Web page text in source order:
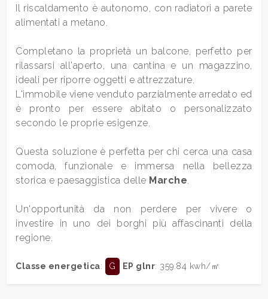
Il riscaldamento è autonomo, con radiatori a parete
alimentati a metano.
Completano la proprietà un balcone, perfetto per
rilassarsi all'aperto, una cantina e un magazzino,
ideali per riporre oggetti e attrezzature.
L'immobile viene venduto parzialmente arredato ed
è pronto per essere abitato o personalizzato
secondo le proprie esigenze.
Questa soluzione è perfetta per chi cerca una casa
comoda, funzionale e immersa nella bellezza
storica e paesaggistica delle Marche.
Un'opportunità da non perdere per vivere o
investire in uno dei borghi più affascinanti della
regione.
Classe energetica: G EP glnr: 359.84 kwh/㎡
1
2
3
4
5
5+
Camere
minime